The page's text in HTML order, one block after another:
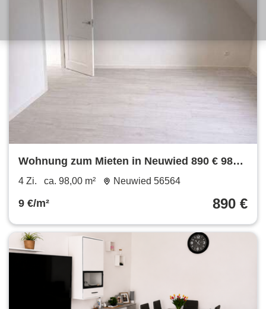
Wohnung zum Mieten in Neuwied 890 € 98
m²
4 Zi. ca. 98,00 m² Neuwied 56564
9 €/m² 890 €